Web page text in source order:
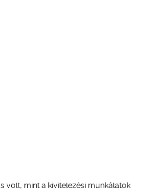
volt, mint a kivitelezési munkálatok